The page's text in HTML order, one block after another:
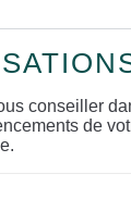
conseiller
de